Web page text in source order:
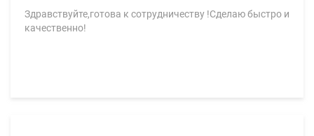
Здравствуйте,готова к сотрудничеству !Сделаю быстро и
качественно!